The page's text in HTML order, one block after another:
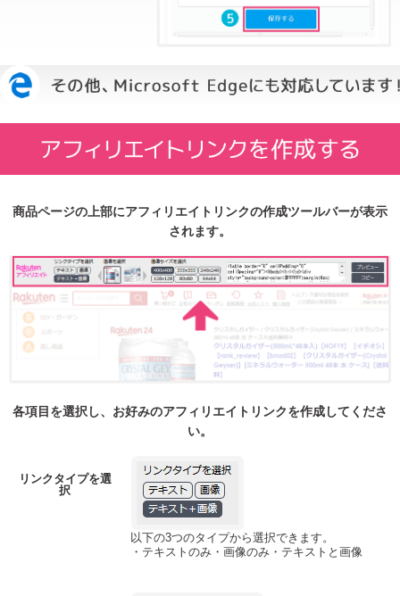
商品ページの上部にアフィリエイトリンクの作成ツールバーが表示
されます。
各項目を選択し、お好みのアフィリエイトリンクを作成してくださ
い。
リンクタイプを選
択
以下の3つのタイプから選択できます。
・テキストのみ・画像のみ・テキストと画像